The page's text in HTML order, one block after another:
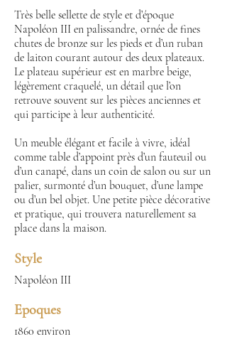
Très belle sellette de style et d’époque
Napoléon III en palissandre, ornée de fines
chutes de bronze sur les pieds et d’un ruban
de laiton courant autour des deux plateaux.
Le plateau supérieur est en marbre beige,
légèrement craquelé, un détail que l’on
retrouve souvent sur les pièces anciennes et
qui participe à leur authenticité.
Un meuble élégant et facile à vivre, idéal
comme table d’appoint près d’un fauteuil ou
d’un canapé, dans un coin de salon ou sur un
palier, surmonté d’un bouquet, d’une lampe
ou d’un bel objet. Une petite pièce décorative
et pratique, qui trouvera naturellement sa
place dans la maison.
Style
Napoléon III
Epoques
1860 environ